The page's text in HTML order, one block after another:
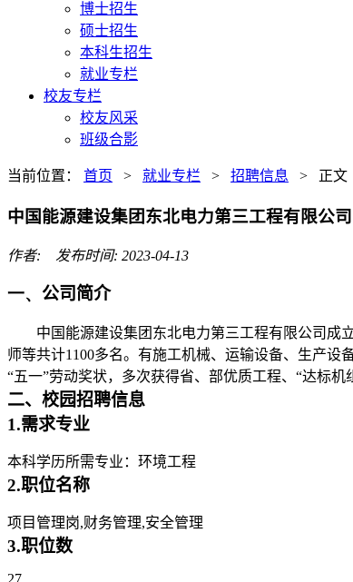
博士招生
硕士招生
本科生招生
就业专栏
校友专栏
校友风采
班级合影
当前位置： 首页 > 就业专栏 > 招聘信息 > 正文
中国能源建设集团东北电力第三工程有限公司
作者: 发布时间: 2023-04-13
一、 公司简介
中国能源建设集团东北电力第三工程有限公司成
师等共计1100多名。有施工机械、运输设备、生产设
“五一”劳动奖状，多次获得省、部优质工程、“达标
二、校园招聘信息
1.需求专业
本科学历所需专业：环境工程
2.职位名称
项目管理岗,财务管理,安全管理
3.职位数